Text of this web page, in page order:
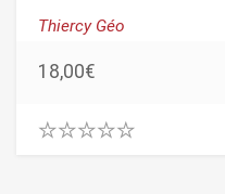
Thiercy Géo
18,00€